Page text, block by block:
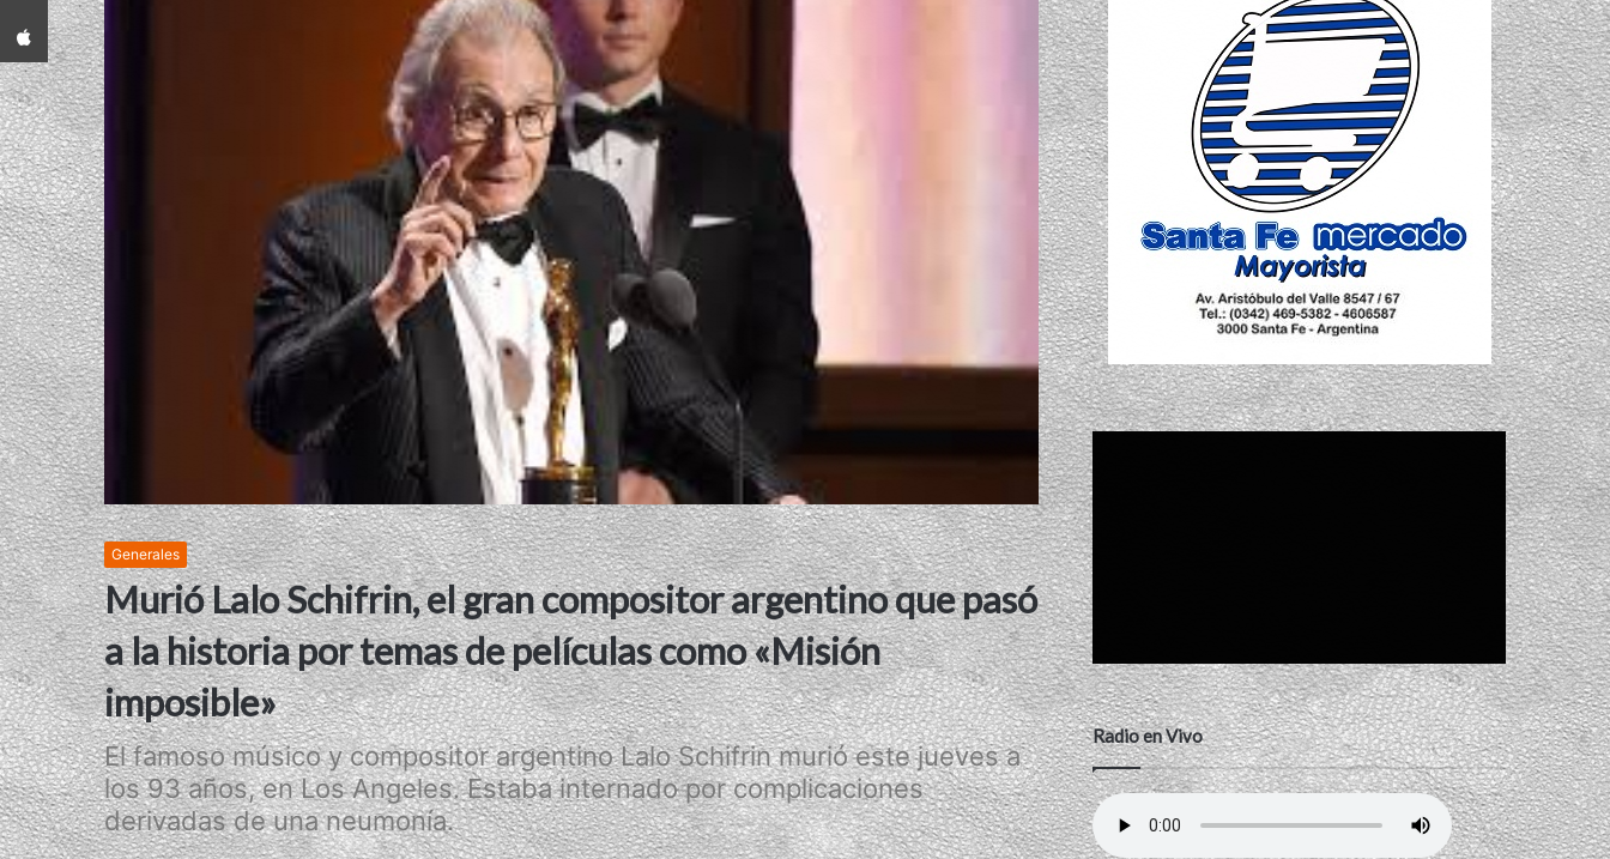
Generales
Murió Lalo Schifrin, el gran compositor argentino que pasó
a la historia por temas de películas como «Misión
imposible»
El famoso músico y compositor argentino Lalo Schifrin murió este jueves a
los 93 años, en Los Angeles. Estaba internado por complicaciones
derivadas de una neumonía.
Radio en Vivo
App iPhone